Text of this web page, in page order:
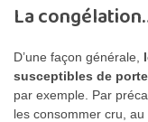
La
D’une façon générale,
susceptibles de
par exemple. Par
les consommer cru,